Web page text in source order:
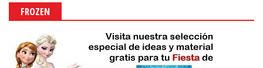
FROZEN